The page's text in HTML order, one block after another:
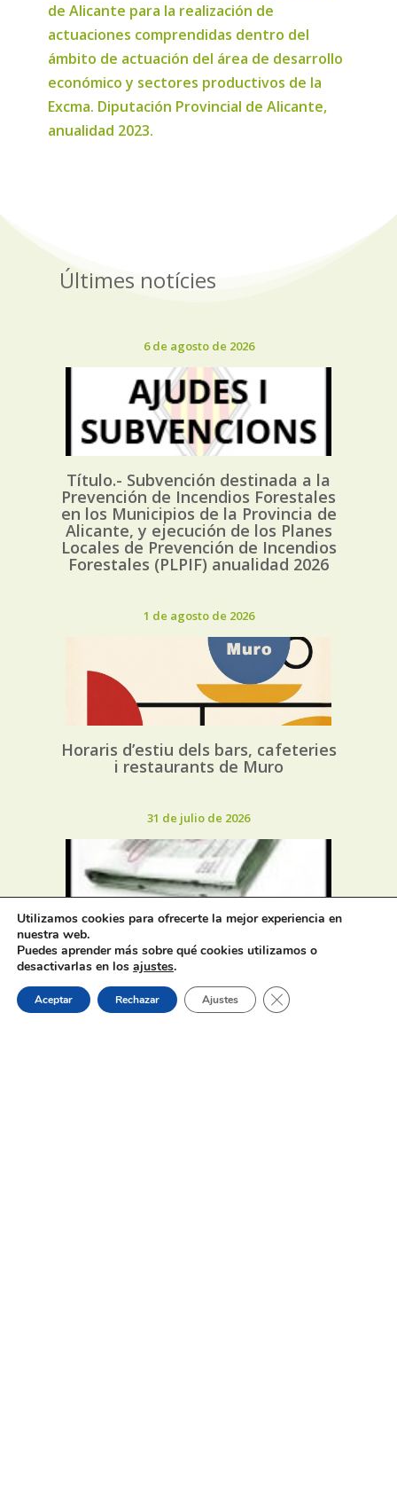
de Alicante para la realización de
actuaciones comprendidas dentro del
ámbito de actuación del área de desarrollo
económico y sectores productivos de la
Excma. Diputación Provincial de Alicante,
anualidad 2023.
Últimes notícies
6 de agosto de 2026
Título.- Subvención destinada a la
Prevención de Incendios Forestales
en los Municipios de la Provincia de
Alicante, y ejecución de los Planes
Locales de Prevención de Incendios
Forestales (PLPIF) anualidad 2026
1 de agosto de 2026
Horaris d’estiu dels bars, cafeteries
i restaurants de Muro
31 de julio de 2026
Oferta de Trabajo: SAD, SERVICIO
DE AYUDA A DOMICILIO
Utilizamos cookies para ofrecerte la mejor experiencia en
nuestra web.
Puedes aprender más sobre qué cookies utilizamos o
desactivarlas en los ajustes.
Aceptar Rechazar Ajustes Cerrar el banner de